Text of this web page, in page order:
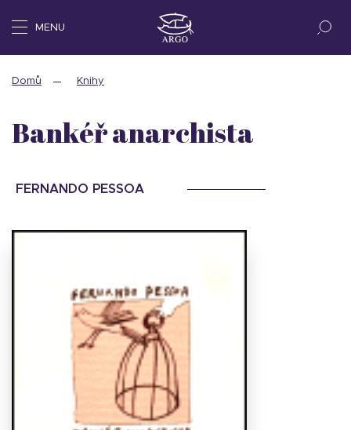
MENU
Domů Knihy
Bankéř anarchista
FERNANDO PESSOA